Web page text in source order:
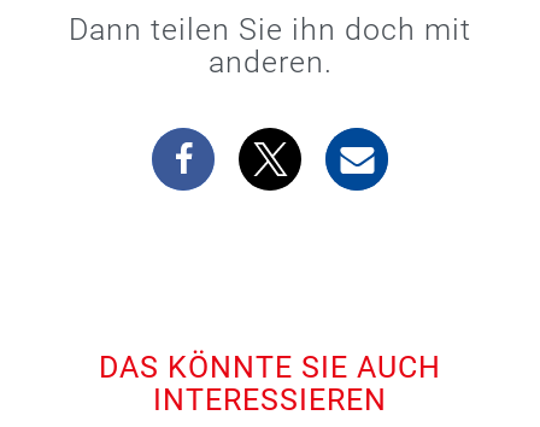
Dann teilen Sie ihn doch mit
anderen.
DAS KÖNNTE SIE AUCH
INTERESSIEREN